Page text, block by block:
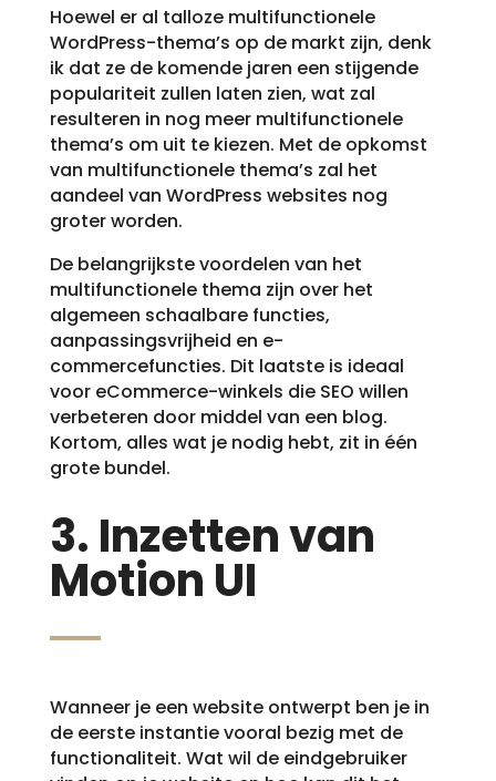
Hoewel er al talloze multifunctionele
WordPress-thema’s op de markt zijn, denk
ik dat ze de komende jaren een stijgende
populariteit zullen laten zien, wat zal
resulteren in nog meer multifunctionele
thema’s om uit te kiezen. Met de opkomst
van multifunctionele thema’s zal het
aandeel van WordPress websites nog
groter worden.
De belangrijkste voordelen van het
multifunctionele thema zijn over het
algemeen schaalbare functies,
aanpassingsvrijheid en e-
commercefuncties. Dit laatste is ideaal
voor eCommerce-winkels die SEO willen
verbeteren door middel van een blog.
Kortom, alles wat je nodig hebt, zit in één
grote bundel.
3. Inzetten van
Motion UI
Wanneer je een website ontwerpt ben je in
de eerste instantie vooral bezig met de
functionaliteit. Wat wil de eindgebruiker